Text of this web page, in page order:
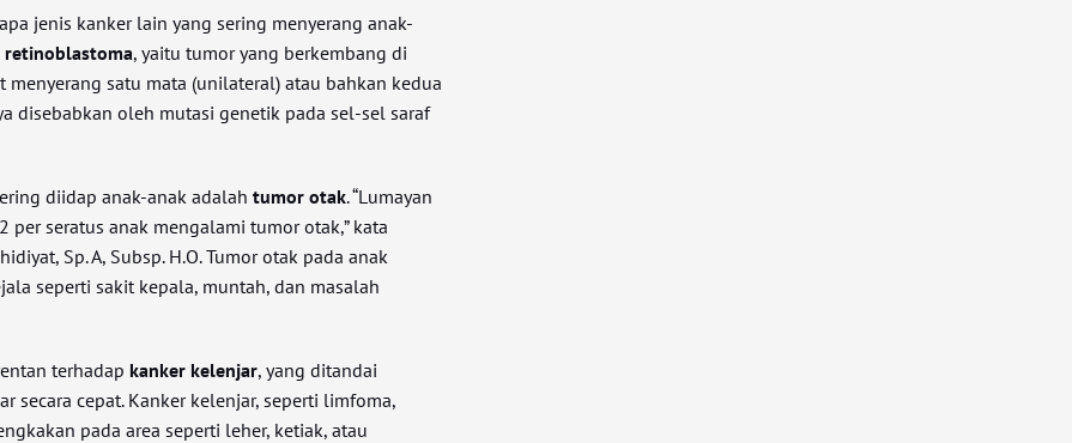
jenis kanker lain yang sering menyerang anak-
retinoblastoma, yaitu tumor yang berkembang di
menyerang satu mata (unilateral) atau bahkan kedua
disebabkan oleh mutasi genetik pada sel-sel saraf
diidap anak-anak adalahtumor otak. “Lumayan
per seratus anak mengalami tumor otak,” kata
Sp. A, Subsp. H.O. Tumor otak pada anak
seperti sakit kepala, muntah, dan masalah
terhadap kanker kelenjar, yang ditandai
secara cepat. Kanker kelenjar, seperti limfoma,
pada area seperti leher, ketiak, atau